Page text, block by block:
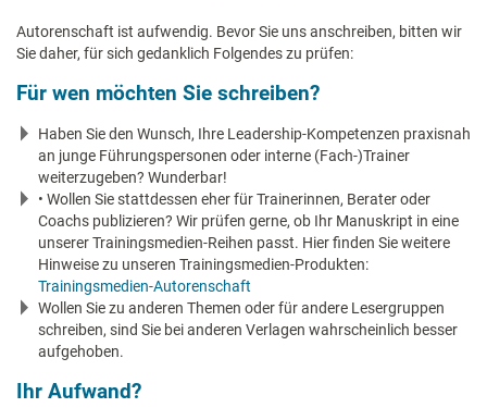
Autorenschaft ist aufwendig. Bevor Sie uns anschreiben, bitten wir
Sie daher, für sich gedanklich Folgendes zu prüfen:
Für wen möchten Sie schreiben?
Haben Sie den Wunsch, Ihre Leadership-Kompetenzen praxisnah
an junge Führungspersonen oder interne (Fach-)Trainer
weiterzugeben? Wunderbar!
• Wollen Sie stattdessen eher für Trainerinnen, Berater oder
Coachs publizieren? Wir prüfen gerne, ob Ihr Manuskript in eine
unserer Trainingsmedien-Reihen passt. Hier finden Sie weitere
Hinweise zu unseren Trainingsmedien-Produkten:
Trainingsmedien-Autorenschaft
Wollen Sie zu anderen Themen oder für andere Lesergruppen
schreiben, sind Sie bei anderen Verlagen wahrscheinlich besser
aufgehoben.
Ihr Aufwand?